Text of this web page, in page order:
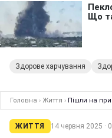
Здорове харчування
Головна › Життя › Пішли на
ЖИТТЯ 14 червня 2025 ·